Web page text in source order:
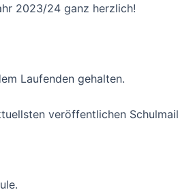
2023/24 ganz herzlich!
Laufenden gehalten.
veröffentlichen